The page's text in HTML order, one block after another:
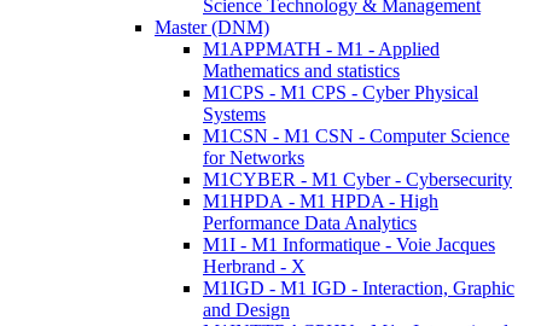
Science Technology & Management
Master (DNM)
M1APPMATH - M1 - Applied
Mathematics and statistics
M1CPS - M1 CPS - Cyber Physical
Systems
M1CSN - M1 CSN - Computer Science
for Networks
M1CYBER - M1 Cyber - Cybersecurity
M1HPDA - M1 HPDA - High
Performance Data Analytics
M1I - M1 Informatique - Voie Jacques
Herbrand - X
M1IGD - M1 IGD - Interaction, Graphic
and Design